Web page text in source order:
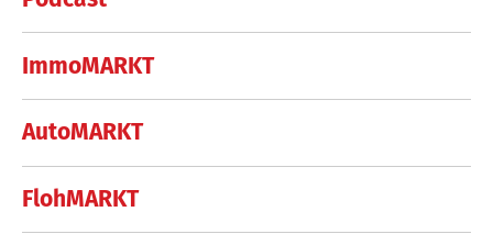
ImmoMARKT
AutoMARKT
FlohMARKT